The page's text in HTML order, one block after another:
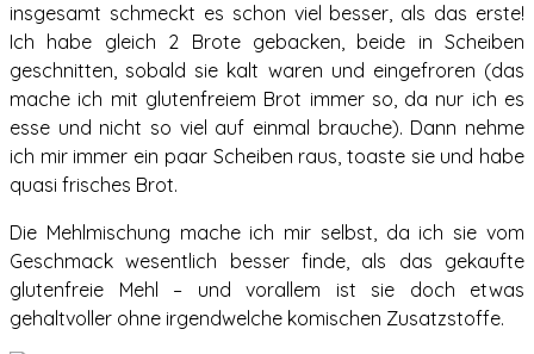
insgesamt schmeckt es schon viel besser, als das erste!
Ich habe gleich 2 Brote gebacken, beide in Scheiben
geschnitten, sobald sie kalt waren und eingefroren (das
mache ich mit glutenfreiem Brot immer so, da nur ich es
esse und nicht so viel auf einmal brauche). Dann nehme
ich mir immer ein paar Scheiben raus, toaste sie und habe
quasi frisches Brot.
Die Mehlmischung mache ich mir selbst, da ich sie vom
Geschmack wesentlich besser finde, als das gekaufte
glutenfreie Mehl – und vorallem ist sie doch etwas
gehaltvoller ohne irgendwelche komischen Zusatzstoffe.